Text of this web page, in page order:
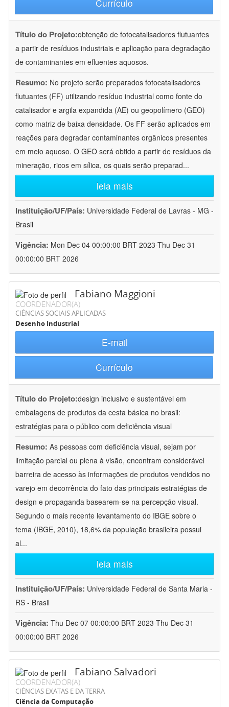
Currículo
Título do Projeto:obtenção de fotocatalisadores flutuantes
a partir de resíduos industriais e aplicação para degradação
de contaminantes em efluentes aquosos.
Resumo: No projeto serão preparados fotocatalisadores
flutuantes (FF) utilizando resíduo industrial como fonte do
catalisador e argila expandida (AE) ou geopolímero (GEO)
como matriz de baixa densidade. Os FF serão aplicados em
reações para degradar contaminantes orgânicos presentes
em meio aquoso. O GEO será obtido a partir de resíduos da
mineração, ricos em sílica, os quais serão preparad...
leia mais
Instituição/UF/País: Universidade Federal de Lavras - MG -
Brasil
Vigência: Mon Dec 04 00:00:00 BRT 2023-Thu Dec 31
00:00:00 BRT 2026
Fabiano Maggioni
COORDENADOR(A)
CIÊNCIAS SOCIAIS APLICADAS
Desenho Industrial
E-mail
Currículo
Título do Projeto:design inclusivo e sustentável em
embalagens de produtos da cesta básica no brasil:
estratégias para o público com deficiência visual
Resumo: As pessoas com deficiência visual, sejam por
limitação parcial ou plena à visão, encontram considerável
barreira de acesso às informações de produtos vendidos no
varejo em decorrência do fato das principais estratégias de
design e propaganda basearem-se na percepção visual.
Segundo o mais recente levantamento do IBGE sobre o
tema (IBGE, 2010), 18,6% da população brasileira possui
al...
leia mais
Instituição/UF/País: Universidade Federal de Santa Maria -
RS - Brasil
Vigência: Thu Dec 07 00:00:00 BRT 2023-Thu Dec 31
00:00:00 BRT 2026
Fabiano Salvadori
COORDENADOR(A)
CIÊNCIAS EXATAS E DA TERRA
Ciência da Computação